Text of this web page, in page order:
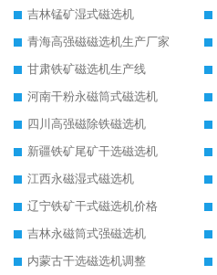
吉林锰矿湿式磁选机
青海高强磁磁选机生产厂家
甘肃铁矿磁选机生产线
河南干粉永磁筒式磁选机
四川高强磁除铁磁选机
新疆铁矿尾矿干选磁选机
江西永磁湿式磁选机
辽宁铁矿干式磁选机价格
吉林永磁筒式强磁选机
内蒙古干选磁选机调整